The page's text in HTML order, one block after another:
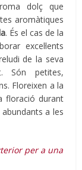
dolç que
aromàtiques
. És el cas de la
excel·lents
de la seva
Són petites,
Floreixen a la
floració durant
a les
per a una